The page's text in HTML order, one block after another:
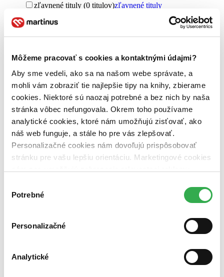
Môžeme pracovať s cookies a kontaktnými údajmi?
Aby sme vedeli, ako sa na našom webe správate, a
mohli vám zobraziť tie najlepšie tipy na knihy, zbierame
cookies. Niektoré sú naozaj potrebné a bez nich by naša
stránka vôbec nefungovala. Okrem toho používame
analytické cookies, ktoré nám umožňujú zisťovať, ako
náš web funguje, a stále ho pre vás zlepšovať.
Personalizačné cookies nám dovoľujú prispôsobovať
stránku pre vašu lepšiu orientáciu. Marketingové cookies
nám pomohlo, keby sme mohli používať všetky tieto
súhlasu
Potrebné
Personalizačné
Analytické
zľavnené tituly (0 titulov)zľavnené tituly
Dostupnosť
pripravujeme (0 titulov)
pripravujeme
dostupná (bez vypredaných) (0 titulov)
dostupná (bez
vypredaných)
Nové / čítané
nová (0 titulov)nová
čítaná (0 titulov)čítaná
čítaná - výborný stav (0 titulov)čítaná - výborný stav
čítaná - mierne opotrebovaná (0 titulov)čítaná - mierne
opotrebovaná
čítané verzie vypredaných kníh (0 titulov)čítané verzie
vypredaných kníh
Zoradiť
Top hodnotené
Novinky